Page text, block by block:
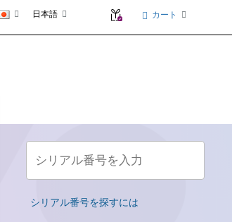
日本語 カート
シリアル番号を入力
シリアル番号を探すには